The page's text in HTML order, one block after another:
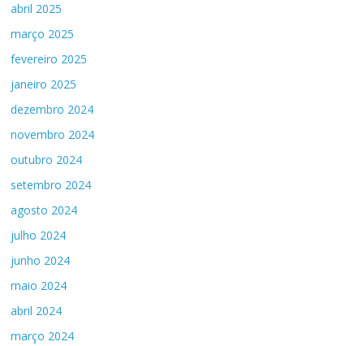
abril 2025
março 2025
fevereiro 2025
janeiro 2025
dezembro 2024
novembro 2024
outubro 2024
setembro 2024
agosto 2024
julho 2024
junho 2024
maio 2024
abril 2024
março 2024